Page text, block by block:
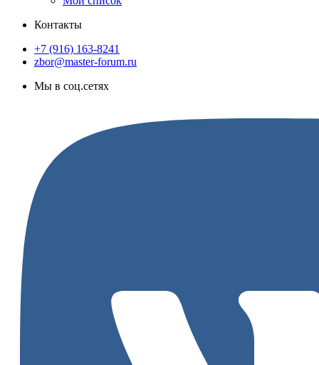
Контакты
+7 (916) 163-8241
zbor@master-forum.ru
Мы в соц.сетях